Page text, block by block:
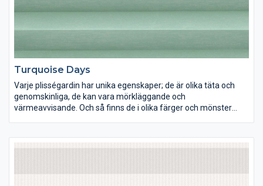
Turquoise Days
Varje plisségardin har unika egenskaper; de är olika täta och
genomskinliga, de kan vara mörkläggande och
värmeavvisande. Och så finns de i olika färger och mönster